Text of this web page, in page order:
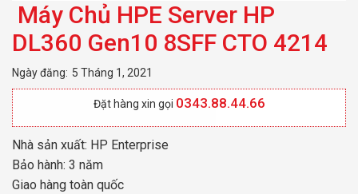
Máy Chủ HPE Server HP
DL360 Gen10 8SFF CTO 4214
Ngày đăng: 5 Tháng 1, 2021
Đặt hàng xin gọi 0343.88.44.66
Nhà sản xuất: HP Enterprise
Bảo hành: 3 năm
Giao hàng toàn quốc